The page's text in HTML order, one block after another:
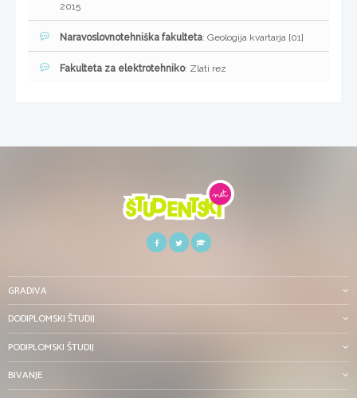
2015
Naravoslovnotehniška fakulteta: Geologija kvartarja [01]
Fakulteta za elektrotehniko: Zlati rez
GRADIVA
DODIPLOMSKI ŠTUDIJ
PODIPLOMSKI ŠTUDIJ
BIVANJE